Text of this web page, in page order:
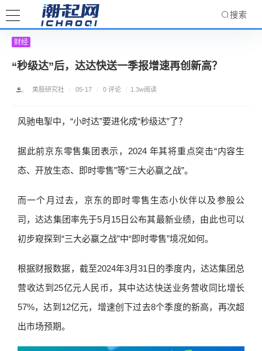
搜索
财经
“秒级达”后，达达快送一季报增速再创新高？
美股研究社 / 05-17 / 0 评论 / 1.3w阅读
风驰电掣中，“小时达”要进化成“秒级达”了？
据此前京东零售集团表示，2024 年其将重点突击“内容生
态、开放生态、即时零售”等“三大必赢之战”。
而一个月过去，京东的即时零售生态小伙伴以及参股公
司，达达集团率先于5月15日公布其最新业绩，由此也可以
初步窥探到“三大必赢之战”中“即时零售”境况如何。
根据财报数据，截至2024年3月31日的季度内，达达集团总
营收达到25亿元人民币，其中达达快送业务营收同比增长
57%，达到12亿元，增速创下过去8个季度的新高，再次超
出市场预期。